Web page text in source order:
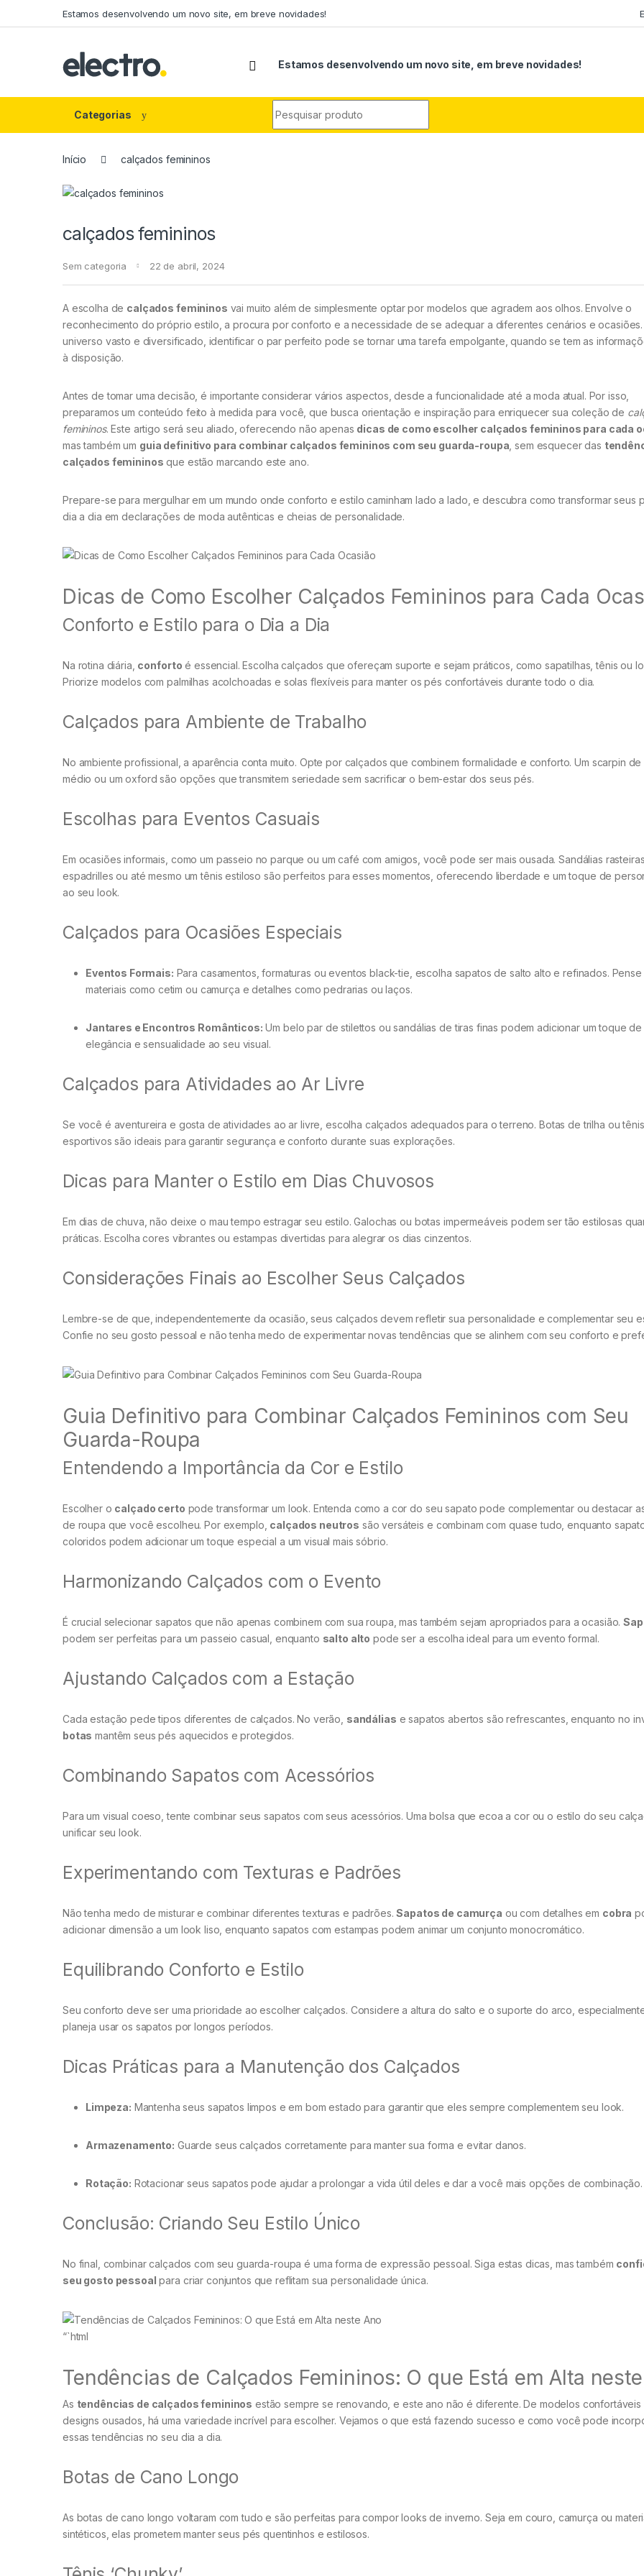
Estamos desenvolvendo um novo site, em breve novidades!
Estamos desenvolvendo um novo site, em breve novidades!
Categorias
Início calçados femininos
calçados femininos
Sem categoria 22 de abril, 2024
A escolha de calçados femininos vai muito além de simplesmente optar por modelos que agradem aos olhos. Envolve o
reconhecimento do próprio estilo, a procura por conforto e a necessidade de se adequar a diferentes cenários e ocasiões.
universo vasto e diversificado, identificar o par perfeito pode se tornar uma tarefa empolgante, quando se tem as
à disposição.
Antes de tomar uma decisão, é importante considerar vários aspectos, desde a funcionalidade até a moda atual. Por isso,
preparamos um conteúdo feito à medida para você, que busca orientação e inspiração para enriquecer sua coleção de
femininos. Este artigo será seu aliado, oferecendo não apenas dicas de como escolher calçados femininos para cada
mas também um guia definitivo para combinar calçados femininos com seu guarda-roupa , sem esquecer das
calçados femininos que estão marcando este ano.
Prepare-se para mergulhar em um mundo onde conforto e estilo caminham lado a lado, e descubra como transformar seus
dia a dia em declarações de moda autênticas e cheias de personalidade.
Dicas de Como Escolher Calçados Femininos para Cada
Conforto e Estilo para o Dia a Dia
Na rotina diária, conforto é essencial. Escolha calçados que ofereçam suporte e sejam práticos, como sapatilhas, tênis ou
Priorize modelos com palmilhas acolchoadas e solas flexíveis para manter os pés confortáveis durante todo o dia.
Calçados para Ambiente de Trabalho
No ambiente profissional, a aparência conta muito. Opte por calçados que combinem formalidade e conforto. Um scarpin de
médio ou um oxford são opções que transmitem seriedade sem sacrificar o bem-estar dos seus pés.
Escolhas para Eventos Casuais
Em ocasiões informais, como um passeio no parque ou um café com amigos, você pode ser mais ousada. Sandálias rasteiras,
espadrilles ou até mesmo um tênis estiloso são perfeitos para esses momentos, oferecendo liberdade e um toque de
ao seu look.
Calçados para Ocasiões Especiais
Eventos Formais: Para casamentos, formaturas ou eventos black-tie, escolha sapatos de salto alto e refinados. Pense
materiais como cetim ou camurça e detalhes como pedrarias ou laços.
Jantares e Encontros Românticos: Um belo par de stilettos ou sandálias de tiras finas podem adicionar um toque de
elegância e sensualidade ao seu visual.
Calçados para Atividades ao Ar Livre
Se você é aventureira e gosta de atividades ao ar livre, escolha calçados adequados para o terreno. Botas de trilha ou tênis
esportivos são ideais para garantir segurança e conforto durante suas explorações.
Dicas para Manter o Estilo em Dias Chuvosos
Em dias de chuva, não deixe o mau tempo estragar seu estilo. Galochas ou botas impermeáveis podem ser tão estilosas
práticas. Escolha cores vibrantes ou estampas divertidas para alegrar os dias cinzentos.
Considerações Finais ao Escolher Seus Calçados
Lembre-se de que, independentemente da ocasião, seus calçados devem refletir sua personalidade e complementar seu
Confie no seu gosto pessoal e não tenha medo de experimentar novas tendências que se alinhem com seu conforto e
Guia Definitivo para Combinar Calçados Femininos com Seu
Guarda-Roupa
Entendendo a Importância da Cor e Estilo
Escolher o calçado certo pode transformar um look. Entenda como a cor do seu sapato pode complementar ou destacar
de roupa que você escolheu. Por exemplo, calçados neutros são versáteis e combinam com quase tudo, enquanto
coloridos podem adicionar um toque especial a um visual mais sóbrio.
Harmonizando Calçados com o Evento
É crucial selecionar sapatos que não apenas combinem com sua roupa, mas também sejam apropriados para a ocasião.
podem ser perfeitas para um passeio casual, enquanto salto alto pode ser a escolha ideal para um evento formal.
Ajustando Calçados com a Estação
Cada estação pede tipos diferentes de calçados. No verão, sandálias e sapatos abertos são refrescantes, enquanto no
botas mantêm seus pés aquecidos e protegidos.
Combinando Sapatos com Acessórios
Para um visual coeso, tente combinar seus sapatos com seus acessórios. Uma bolsa que ecoa a cor ou o estilo do seu
unificar seu look.
Experimentando com Texturas e Padrões
Não tenha medo de misturar e combinar diferentes texturas e padrões.Sapatos de camurça ou com detalhes em cobra
adicionar dimensão a um look liso, enquanto sapatos com estampas podem animar um conjunto monocromático.
Equilibrando Conforto e Estilo
Seu conforto deve ser uma prioridade ao escolher calçados. Considere a altura do salto e o suporte do arco,
planeja usar os sapatos por longos períodos.
Dicas Práticas para a Manutenção dos Calçados
Limpeza: Mantenha seus sapatos limpos e em bom estado para garantir que eles sempre complementem seu look.
Armazenamento: Guarde seus calçados corretamente para manter sua forma e evitar danos.
Rotação: Rotacionar seus sapatos pode ajudar a prolongar a vida útil deles e dar a você mais opções de combinação.
Conclusão: Criando Seu Estilo Único
No final, combinar calçados com seu guarda-roupa é uma forma de expressão pessoal. Siga estas dicas, mas também
seu gosto pessoal para criar conjuntos que reflitam sua personalidade única.
“`html
Tendências de Calçados Femininos: O que Está em Alta
As tendências de calçados femininos estão sempre se renovando, e este ano não é diferente. De modelos confortáveis
designs ousados, há uma variedade incrível para escolher. Vejamos o que está fazendo sucesso e como você pode
essas tendências no seu dia a dia.
Botas de Cano Longo
As botas de cano longo voltaram com tudo e são perfeitas para compor looks de inverno. Seja em couro, camurça ou
sintéticos, elas prometem manter seus pés quentinhos e estilosos.